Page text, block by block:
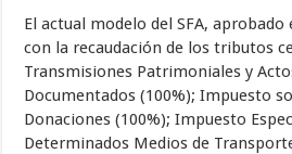
El actual modelo del SFA, aprobado
con la recaudación de los tributos
Transmisiones Patrimoniales y
Documentados (100%); Impuesto
Donaciones (100%); Impuesto
Determinados Medios de